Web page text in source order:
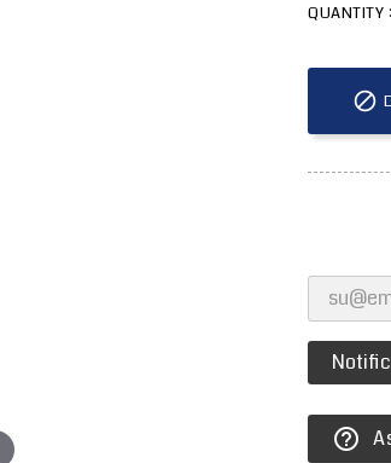
QUANTITY :

help_outline